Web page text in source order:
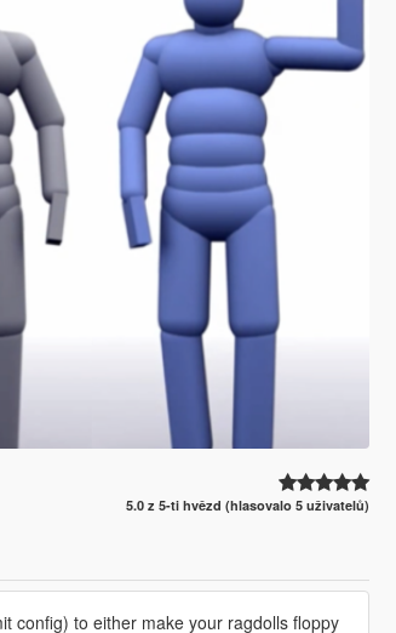
5.0 z 5-ti hvězd (hlasovalo 5 uživatelů)
config) to either make your ragdolls floppy